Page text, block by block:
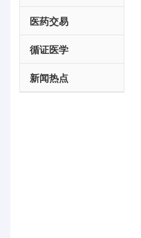
医药交易
循证医学
新闻热点